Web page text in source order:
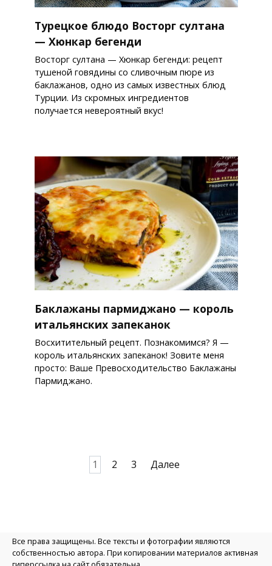
Турецкое блюдо Восторг султана
— Хюнкар бегенди
Восторг султана — Хюнкар бегенди: рецепт
тушеной говядины со сливочным пюре из
баклажанов, одно из самых известных блюд
Турции. Из скромных ингредиентов
получается невероятный вкус!
Баклажаны пармиджано — король
итальянских запеканок
Восхитительный рецепт. Познакомимся? Я —
король итальянских запеканок! Зовите меня
просто: Ваше Превосходительство Баклажаны
Пармиджано.
1 2 3 Далее
Все права защищены. Все тексты и фотографии являются
собственностью автора. При копировании материалов активная